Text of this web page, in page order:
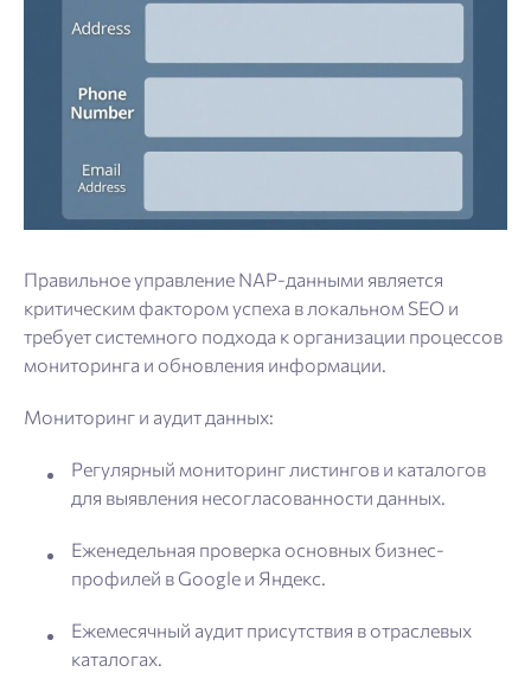
Правильное управление NAP-данными является
критическим фактором успеха в локальном SEO и
требует системного подхода к организации процессов
мониторинга и обновления информации.
Мониторинг и аудит данных:
Регулярный мониторинг листингов и каталогов
для выявления несогласованности данных.
Еженедельная проверка основных бизнес-
профилей в Google и Яндекс.
Ежемесячный аудит присутствия в отраслевых
каталогах.